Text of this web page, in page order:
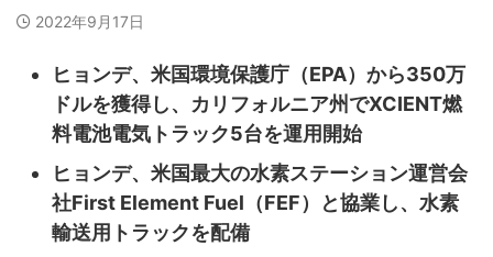
2022年9月17日
ヒョンデ、米国環境保護庁（EPA）から350万
ドルを獲得し、カリフォルニア州でXCIENT燃
料電池電気トラック5台を運用開始
ヒョンデ、米国最大の水素ステーション運営会
社First Element Fuel（FEF）と協業し、水素
輸送用トラックを配備